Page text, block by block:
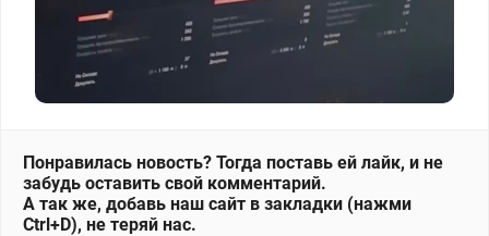
Понравилась новость? Тогда поставь ей лайк, и не
забудь оставить свой комментарий.
А так же, добавь наш сайт в закладки (нажми
Ctrl+D), не теряй нас.